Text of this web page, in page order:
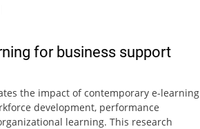
for business support
the impact of contemporary e-learning
development, performance
learning. This research